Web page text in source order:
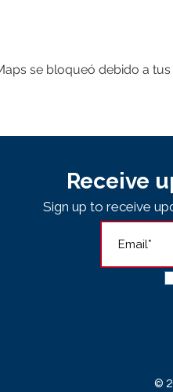
se bloqueó debido a
Receive
Sign up to receive
©